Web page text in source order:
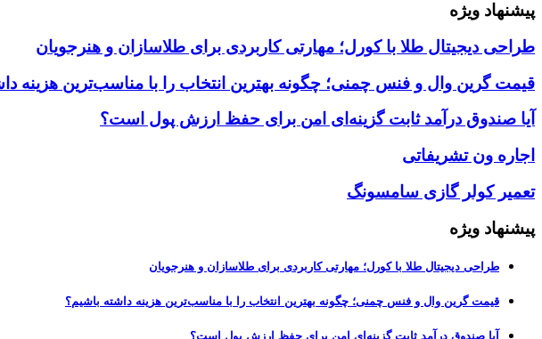
پیشنهاد ویژه
طراحی دیجیتال طلا با کورل؛ مهارتی کاربردی برای طلاسازان و هنرجویان
قیمت گرین وال و فنس چمنی؛ چگونه بهترین انتخاب را با مناسب‌ترین هزینه
آیا صندوق درآمد ثابت گزینه‌ای امن برای حفظ ارزش پول است؟
اجاره ون تشریفاتی
تعمیر کولر گازی سامسونگ
پیشنهاد ویژه
طراحی دیجیتال طلا با کورل؛ مهارتی کاربردی برای طلاسازان و هنرجویان
قیمت گرین وال و فنس چمنی؛ چگونه بهترین انتخاب را با مناسب‌ترین هزینه داشته باشیم؟
آیا صندوق درآمد ثابت گزینه‌ای امن برای حفظ ارزش پول است؟